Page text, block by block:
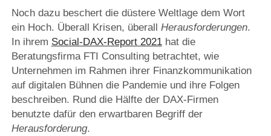
Noch dazu beschert die düstere Weltlage dem Wort
ein Hoch. Überall Krisen, überall Herausforderungen.
In ihrem Social-DAX-Report 2021hat die
Beratungsfirma FTI Consulting betrachtet, wie
Unternehmen im Rahmen ihrer Finanzkommunikation
auf digitalen Bühnen die Pandemie und ihre Folgen
beschreiben. Rund die Hälfte der DAX-Firmen
benutzte dafür den erwartbaren Begriff der
Herausforderung.